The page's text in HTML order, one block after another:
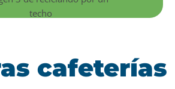
cafeterías